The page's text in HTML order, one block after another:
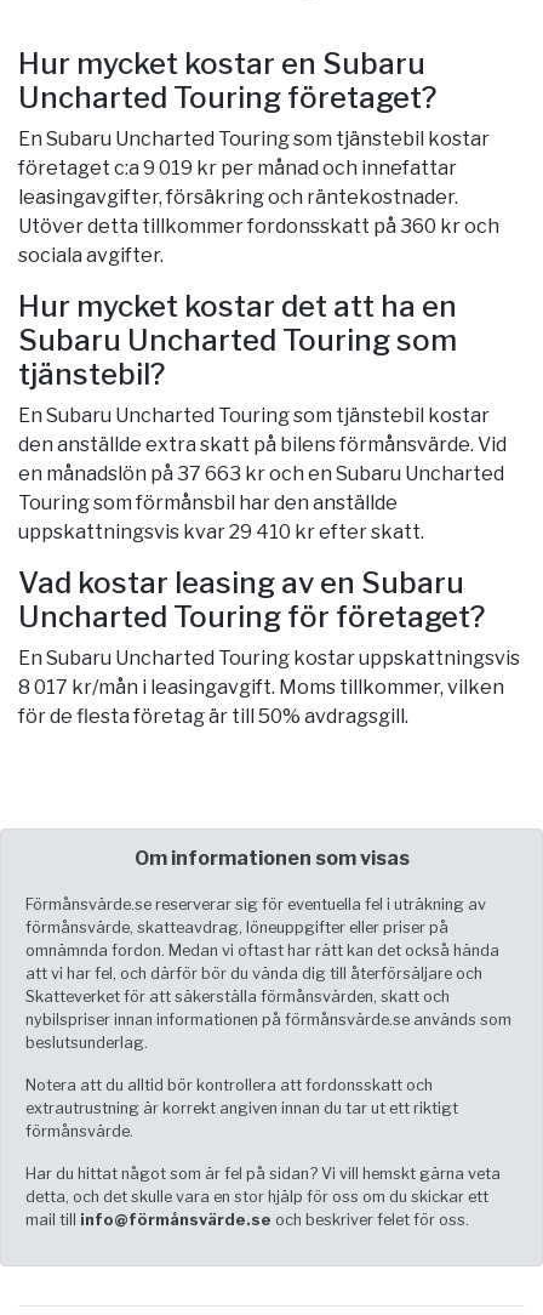
Hur mycket kostar en Subaru
Uncharted Touring företaget?
En Subaru Uncharted Touring som tjänstebil kostar
företaget c:a 9 019 kr per månad och innefattar
leasingavgifter, försäkring och räntekostnader.
Utöver detta tillkommer fordonsskatt på 360 kr och
sociala avgifter.
Hur mycket kostar det att ha en
Subaru Uncharted Touring som
tjänstebil?
En Subaru Uncharted Touring som tjänstebil kostar
den anställde extra skatt på bilens förmånsvärde. Vid
en månadslön på 37 663 kr och en Subaru Uncharted
Touring som förmånsbil har den anställde
uppskattningsvis kvar 29 410 kr efter skatt.
Vad kostar leasing av en Subaru
Uncharted Touring för företaget?
En Subaru Uncharted Touring kostar uppskattningsvis
8 017 kr/mån i leasingavgift. Moms tillkommer, vilken
för de flesta företag är till 50% avdragsgill.
Om informationen som visas
Förmånsvärde.se reserverar sig för eventuella fel i uträkning av
förmånsvärde, skatteavdrag, löneuppgifter eller priser på
omnämnda fordon. Medan vi oftast har rätt kan det också hända
att vi har fel, och därför bör du vända dig till återförsäljare och
Skatteverket för att säkerställa förmånsvärden, skatt och
nybilspriser innan informationen på förmånsvärde.se används som
beslutsunderlag.
Notera att du alltid bör kontrollera att fordonsskatt och
extrautrustning är korrekt angiven innan du tar ut ett riktigt
förmånsvärde.
Har du hittat något som är fel på sidan? Vi vill hemskt gärna veta
detta, och det skulle vara en stor hjälp för oss om du skickar ett
mail till info@förmånsvärde.se och beskriver felet för oss.